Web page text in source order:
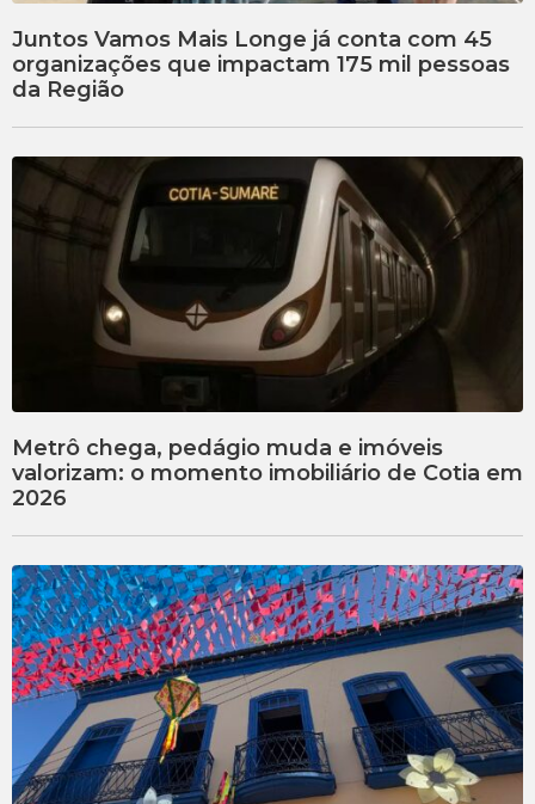
Juntos Vamos Mais Longe já conta com 45
organizações que impactam 175 mil pessoas
da Região
Metrô chega, pedágio muda e imóveis
valorizam: o momento imobiliário de Cotia em
2026